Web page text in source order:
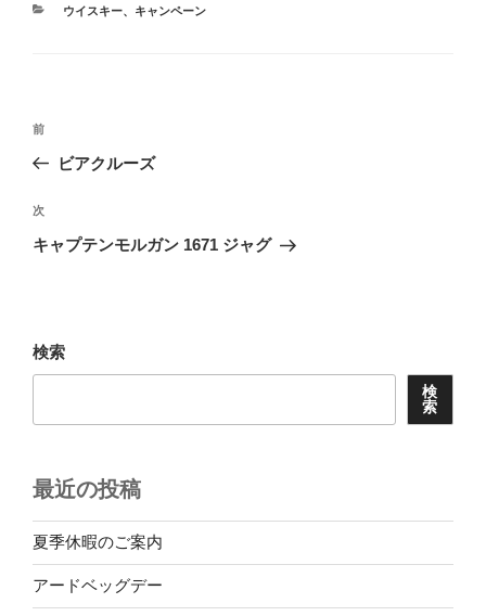
カ
ウイスキー、 キャンペーン
投
ビ
ゲ
ン
前
の
稿
前
ビアクルーズ
次
の
次
キャプテンモルガン 1671 ジャグ
検索
検
索
最近の投稿
夏季休暇のご案内
アードベッグデー